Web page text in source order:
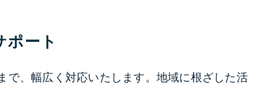
ポート
で、幅広く対応いたします。地域に根ざした活